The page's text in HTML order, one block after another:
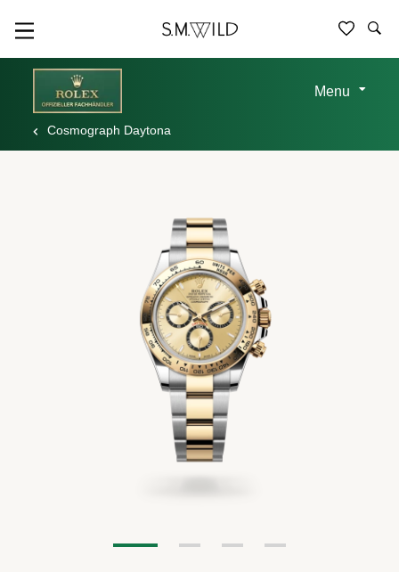
Menu
Cosmograph Daytona